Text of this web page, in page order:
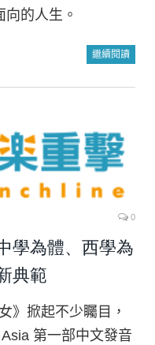
的人生。
繼續閱讀
0
學為體、西學為
典範
》掀起不少矚目，
第一部中文發音